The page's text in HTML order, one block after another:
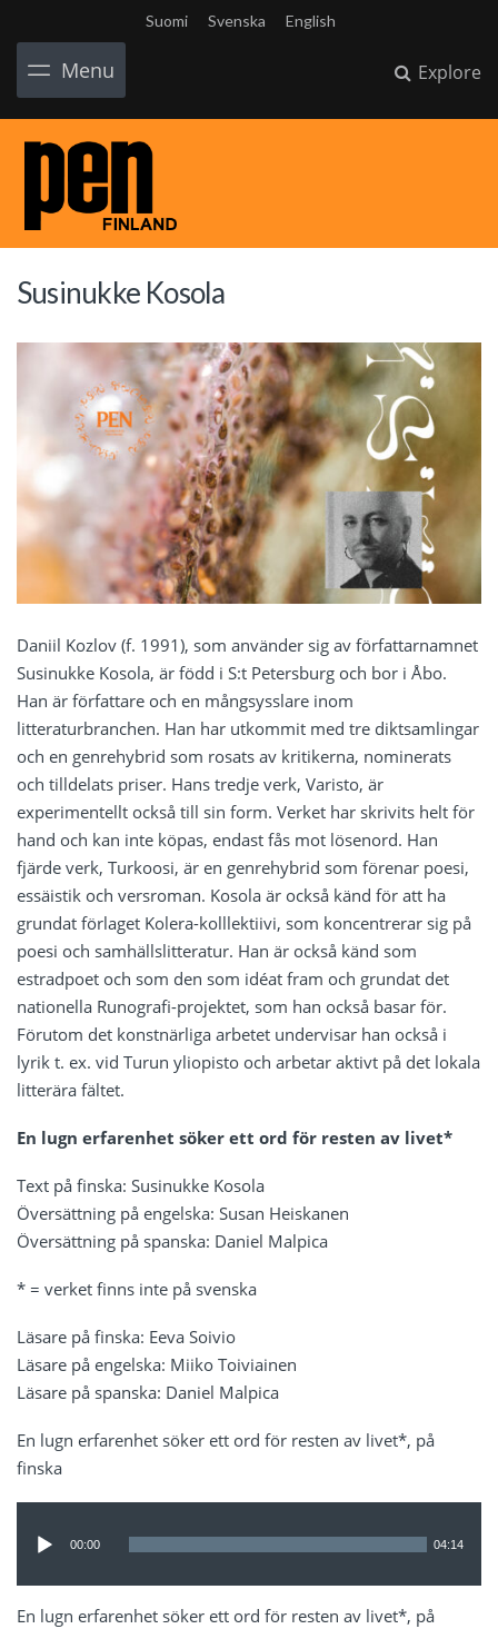
Suomi Svenska English
Menu Explore
Susinukke Kosola
Daniil Kozlov (f. 1991), som använder sig av författarnamnet
Susinukke Kosola, är född i S:t Petersburg och bor i Åbo.
Han är författare och en mångsysslare inom
litteraturbranchen. Han har utkommit med tre diktsamlingar
och en genrehybrid som rosats av kritikerna, nominerats
och tilldelats priser. Hans tredje verk, Varisto, är
experimentellt också till sin form. Verket har skrivits helt för
hand och kan inte köpas, endast fås mot lösenord. Han
fjärde verk, Turkoosi, är en genrehybrid som förenar poesi,
essäistik och versroman. Kosola är också känd för att ha
grundat förlaget Kolera-kolllektiivi, som koncentrerar sig på
poesi och samhällslitteratur. Han är också känd som
estradpoet och som den som idéat fram och grundat det
nationella Runografi-projektet, som han också basar för.
Förutom det konstnärliga arbetet undervisar han också i
lyrik t. ex. vid Turun yliopisto och arbetar aktivt på det lokala
litterära fältet.
En lugn erfarenhet söker ett ord för resten av livet*
Text på finska: Susinukke Kosola
Översättning på engelska: Susan Heiskanen
Översättning på spanska: Daniel Malpica
* = verket finns inte på svenska
Läsare på finska: Eeva Soivio
Läsare på engelska: Miiko Toiviainen
Läsare på spanska: Daniel Malpica
En lugn erfarenhet söker ett ord för resten av livet*, på
finska
00:00 04:14
En lugn erfarenhet söker ett ord för resten av livet*, på